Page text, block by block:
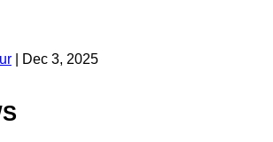
Dec 3, 2025